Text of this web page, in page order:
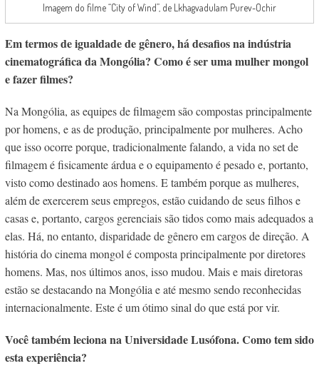
Imagem do filme “City of Wind”, de Lkhagvadulam Purev-Ochir
Em termos de igualdade de gênero, há desafios na indústria
cinematográfica da Mongólia? Como é ser uma mulher mongol
e fazer filmes?
Na Mongólia, as equipes de filmagem são compostas principalmente
por homens, e as de produção, principalmente por mulheres. Acho
que isso ocorre porque, tradicionalmente falando, a vida no set de
filmagem é fisicamente árdua e o equipamento é pesado e, portanto,
visto como destinado aos homens. E também porque as mulheres,
além de exercerem seus empregos, estão cuidando de seus filhos e
casas e, portanto, cargos gerenciais são tidos como mais adequados a
elas. Há, no entanto, disparidade de gênero em cargos de direção. A
história do cinema mongol é composta principalmente por diretores
homens. Mas, nos últimos anos, isso mudou. Mais e mais diretoras
estão se destacando na Mongólia e até mesmo sendo reconhecidas
internacionalmente. Este é um ótimo sinal do que está por vir.
Você também leciona na Universidade Lusófona. Como tem sido
esta experiência?